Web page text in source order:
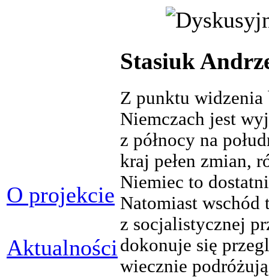
O projekcie
Aktualności
Stasiuk
Z punktu widzenia
Niemczach jest
z północy na
kraj pełen zmian,
Niemiec to
Natomiast wschód
z socjalistycznej
dokonuje się
wiecznie